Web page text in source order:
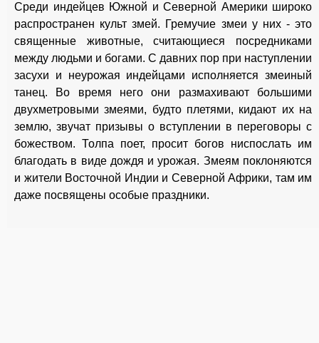
Среди индейцев Южной и Северной Америки широко
распространен культ змей. Гремучие змеи у них - это
священные животные, считающиеся посредниками
между людьми и богами. С давних пор при наступлении
засухи и неурожая индейцами исполняется змеиный
танец. Во время него они размахивают большими
двухметровыми змеями, будто плетями, кидают их на
землю, звучат призывы о вступлении в переговоры с
божеством. Толпа поет, просит богов ниспослать им
благодать в виде дождя и урожая. Змеям поклоняются
и жители Восточной Индии и Северной Африки, там им
даже посвящены особые праздники.